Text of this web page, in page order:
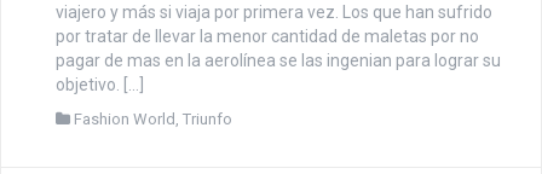
viajero y más si viaja por primera vez. Los que han sufrido
por tratar de llevar la menor cantidad de maletas por no
pagar de mas en la aerolínea se las ingenian para lograr su
objetivo. […]
Fashion World Triunfo